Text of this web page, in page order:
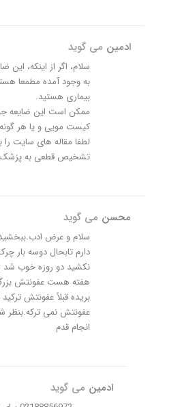
ادمین می گوید
سلام، اگر از اینکه،
به وجود آمده مطمعا
بیماری هستید.
ممکن است این ضایعه
کیست مویی و یا هر
لطفا مقاله های سایت را
تشخیص قطعی به پزشک
محسن می گوید
سلام و عرض
دارم تابحال دوسه بار
نکشید دو روزه خوب شد
هفته هست عفونتش بزرگ
بریده قبلاً عفونتش
عفونتش نمی
انجام قدم
ادمین می گوید